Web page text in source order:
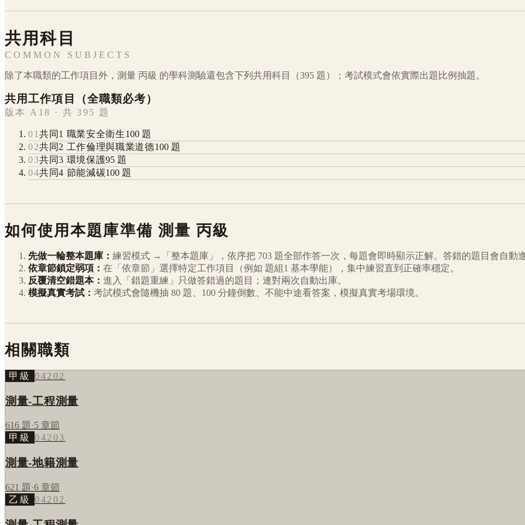
共用科目
COMMON SUBJECTS
除了本職類的工作項目外， 測量 丙級 的學科測驗還包含下列共用科目（395 題）；考試模式會依實際出題比例抽題。
共用工作項目（全職類必考）
版本 A18 · 共 395 題
01共同1 職業安全衛生100題
02共同2 工作倫理與職業道德100題
03共同3 環境保護95 題
04共同4 節能減碳100 題
如何使用本題庫準備 測量 丙級
先做一輪整本題庫： 練習模式 →「整本題庫」，依序把 703 題全部作答一次，每題會即時顯示正解。答錯的題目會自動
依章節鎖定弱項： 在「依章節」選擇特定工作項目（例如 題組1 基本學能），集中練習直到正確率穩定。
反覆清空錯題本： 進入「錯題重練」只做答錯過的題目；連對兩次自動出庫。
模擬真實考試： 考試模式會隨機抽 80 題、100 分鐘倒數、不能中途看答案，模擬真實考場環境。
相關職類
甲級 04202
測量-工程測量
616 題 ·5 章節
甲級
04203
測量-地籍測量
621 題 ·6 章節
乙級
04202